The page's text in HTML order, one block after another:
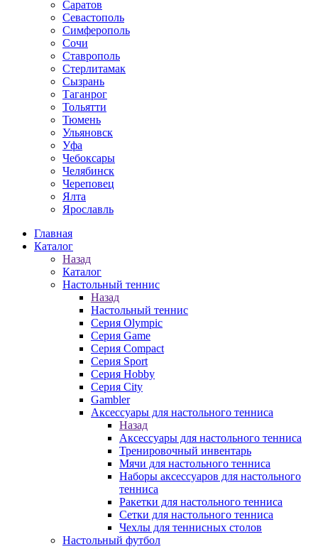
Саратов
Севастополь
Симферополь
Сочи
Ставрополь
Стерлитамак
Сызрань
Таганрог
Тольятти
Тюмень
Ульяновск
Уфа
Чебоксары
Челябинск
Череповец
Ялта
Ярославль
Главная
Каталог
Назад
Каталог
Настольный теннис
Назад
Настольный теннис
Серия Olympic
Серия Game
Серия Compact
Серия Sport
Серия Hobby
Серия City
Gambler
Аксессуары для настольного тенниса
Назад
Аксессуары для настольного тенниса
Тренировочный инвентарь
Мячи для настольного тенниса
Наборы аксессуаров для настольного
тенниса
Ракетки для настольного тенниса
Сетки для настольного тенниса
Чехлы для теннисных столов
Настольный футбол